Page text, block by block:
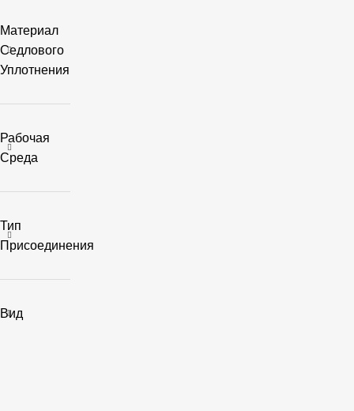
Материал
Седлового
Уплотнения
Рабочая
Среда
Тип
Присоединения
Вид